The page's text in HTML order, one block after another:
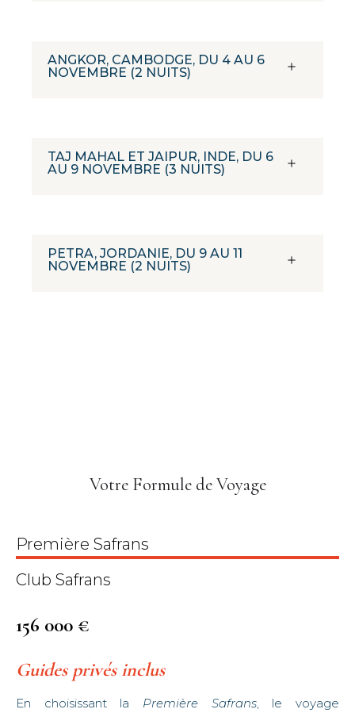
ANGKOR, CAMBODGE, DU 4 AU 6
NOVEMBRE (2 NUITS)
TAJ MAHAL ET JAIPUR, INDE, DU 6
AU 9 NOVEMBRE (3 NUITS)
PETRA, JORDANIE, DU 9 AU 11
NOVEMBRE (2 NUITS)
Votre Formule de Voyage
Première Safrans
Club Safrans
156 000 €
Guides privés inclus
En choisissant la Première Safrans, le voyage